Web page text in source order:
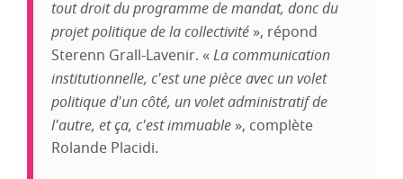
tout droit du programme de mandat, donc du
projet politique de la collectivité », répond
Sterenn Grall-Lavenir. «La communication
institutionnelle, c'est une pièce avec un volet
politique d'un côté, un volet administratif de
l'autre, et ça, c'est immuable », complète
Rolande Placidi.